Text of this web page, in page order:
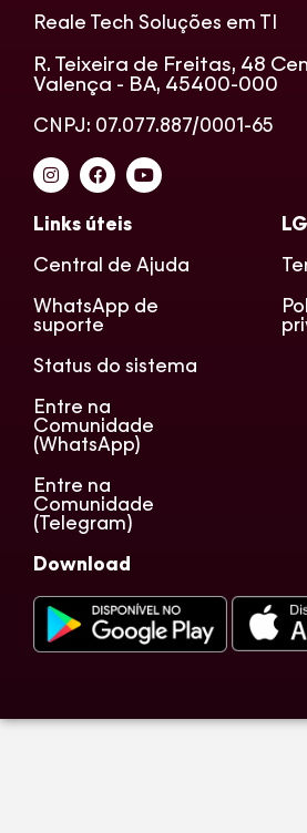
Reale Tech Soluções em TI
R. Teixeira de Freitas, 48
Valença - BA, 45400-000
CNPJ: 07.077.887/0001-65
Links úteis
Central de Ajuda
WhatsApp de
suporte
Status do sistema
Entre na
Comunidade
(WhatsApp)
Entre na
Comunidade
(Telegram)
Download